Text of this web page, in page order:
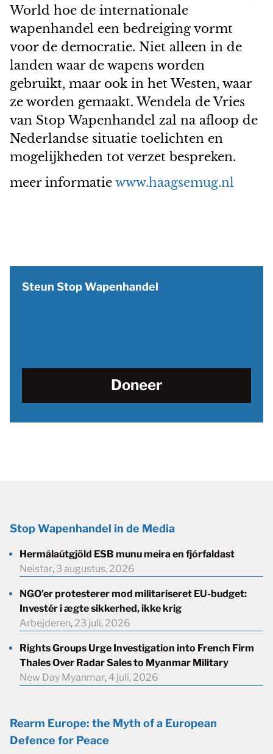
World hoe de internationale
wapenhandel een bedreiging vormt
voor de democratie. Niet alleen in de
landen waar de wapens worden
gebruikt, maar ook in het Westen, waar
ze worden gemaakt. Wendela de Vries
van Stop Wapenhandel zal na afloop de
Nederlandse situatie toelichten en
mogelijkheden tot verzet bespreken.
meer informatie www.haagsemug.nl
Steun Stop Wapenhandel
Doneer
Stop Wapenhandel in de Media
Hermálaútgjöld ESB munu meira en fjórfaldast
Neistar, 3 augustus, 2026
NGO’er protesterer mod militariseret EU-budget:
Investér i ægte sikkerhed, ikke krig
Arbejderen, 23 juli, 2026
Rights Groups Urge Investigation into French Firm
Thales Over Radar Sales to Myanmar Military
New Day Myanmar, 4 juli, 2026
Rearm Europe: the Myth of a European
Defence for Peace